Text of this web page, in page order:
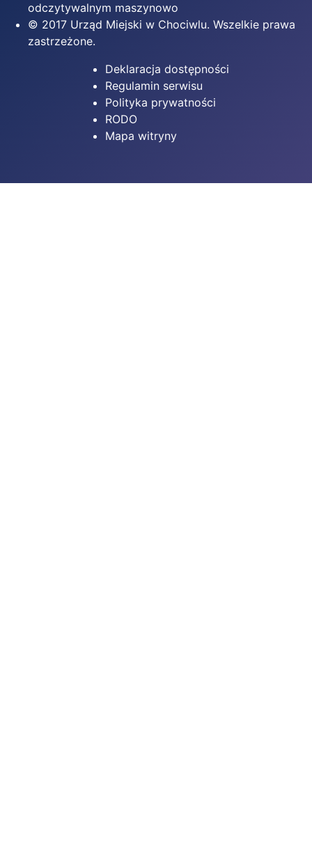
odczytywalnym maszynowo
© 2017 Urząd Miejski w Chociwlu. Wszelkie prawa
zastrzeżone.
Deklaracja dostępności
Regulamin serwisu
Polityka prywatności
RODO
Mapa witryny